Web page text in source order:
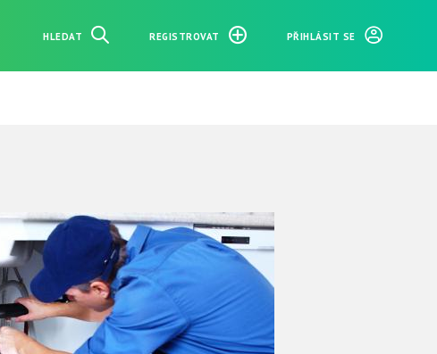
HLEDAT REGISTROVAT PŘIHLÁSIT SE